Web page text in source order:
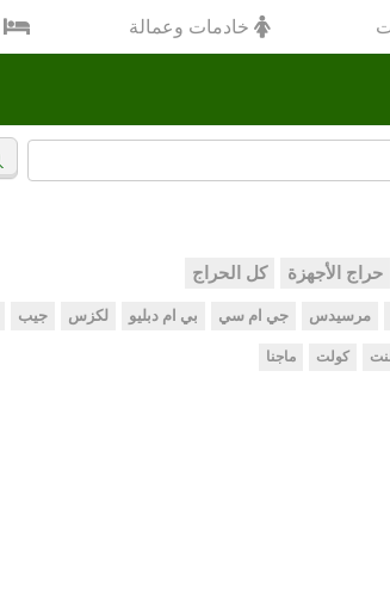
خادمات وعمالة
حراج الأجهزة كل الحراج
مرسيدس جي ام سي بي ام دبليو لكزس جيب
كولت ماجنا